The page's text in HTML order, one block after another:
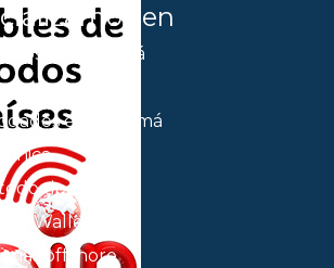
en
en Panamá
en Panamá
tipo
y Wallets
offshore